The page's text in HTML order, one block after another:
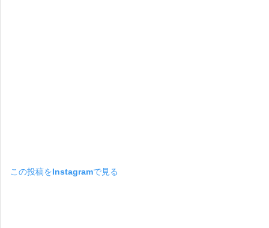
この投稿をInstagramで見る